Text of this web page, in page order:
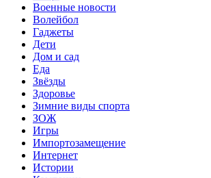
Военные новости
Волейбол
Гаджеты
Дети
Дом и сад
Еда
Звёзды
Здоровье
Зимние виды спорта
ЗОЖ
Игры
Импортозамещение
Интернет
Истории